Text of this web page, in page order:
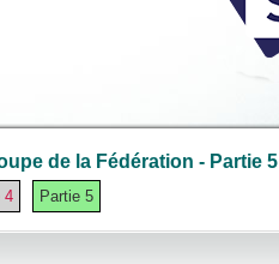
de la Fédération - Partie 5
4 Partie 5